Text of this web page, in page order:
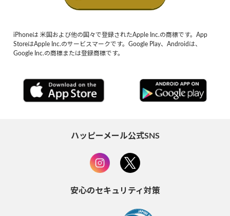
iPhoneは 米国および他の国々で登録されたApple Inc.の商標です。App
StoreはApple Inc.のサービスマークです。Google Play、Androidは、
Google Inc.の商標または登録商標です。
ハッピーメール公式SNS
安心のセキュリティ対策